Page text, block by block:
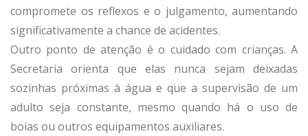
compromete os reflexos e o julgamento, aumentando
significativamente a chance de acidentes.
Outro ponto de atenção é o cuidado com crianças. A
Secretaria orienta que elas nunca sejam deixadas
sozinhas próximas à água e que a supervisão de um
adulto seja constante, mesmo quando há o uso de
boias ou outros equipamentos auxiliares.